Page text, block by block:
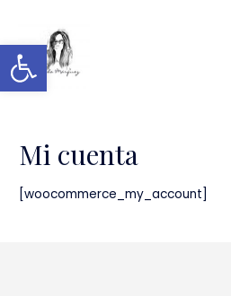
Abrir barra de herramientas
Mi cuenta
[woocommerce_my_account]